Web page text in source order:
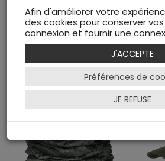
Filtrer
Afin d'améliorer votre
des cookies pour conserver
connexion et fournir une
J'ACCEPTE
Préférences de
JE REFUSE